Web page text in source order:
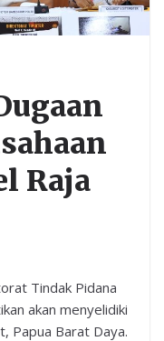
Raja
Tindak Pidana
akan menyelidiki
Papua Barat Daya.